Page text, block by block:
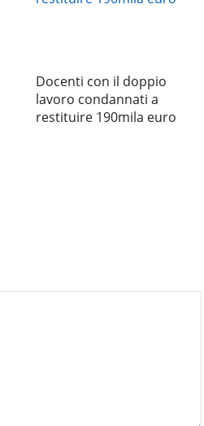
Docenti con il doppio
lavoro condannati a
restituire 190mila euro